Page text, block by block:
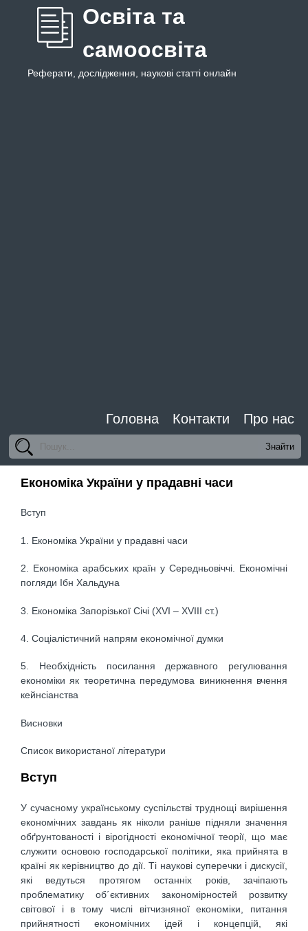
Освіта та
самоосвіта
Реферати, дослідження, наукові статті онлайн
Головна Контакти Про нас
Економіка України у прадавні часи
Вступ
1. Економіка України у прадавні часи
2. Економіка арабських країн у Середньовіччі. Економічні
погляди Ібн Хальдуна
3. Економіка Запорізької Січі (XVI – XVIII ст.)
4. Соціалістичний напрям економічної думки
5. Необхідність посилання державного регулювання
економіки як теоретична передумова виникнення вчення
кейнсіанства
Висновки
Список використаної літератури
Вступ
У сучасному українському суспільстві труднощі вирішення
економічних завдань як ніколи раніше підняли значення
обґрунтованості і вірогідності економічної теорії, що має
служити основою господарської політики, яка прийнята в
країні як керівництво до дії. Ті наукові суперечки і дискусії,
які ведуться протягом останніх років, зачіпають
проблематику об´єктивних закономірностей розвитку
світової і в тому числі вітчизняної економіки, питання
прийнятності економічних ідей і концепцій, які